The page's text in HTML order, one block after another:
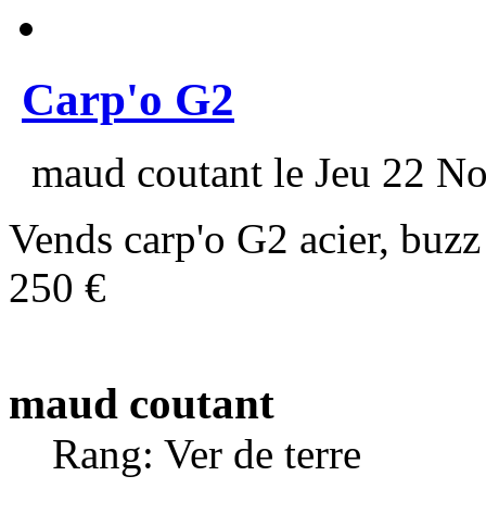
Carp'o G2
maud coutant le Jeu 22
Vends carp'o G2 acier,
250 €
maud coutant
Rang: Ver de terre